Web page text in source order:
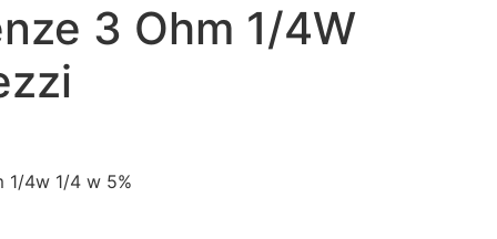
3 Ohm 1/4W
1/4w 1/4 w 5%